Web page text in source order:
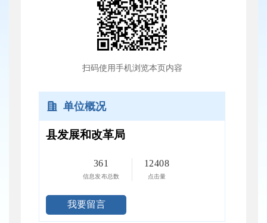
扫码使用手机浏览本页内容
单位概况
县发展和改革局
361
信息发布总数
12408
点击量
我要留言